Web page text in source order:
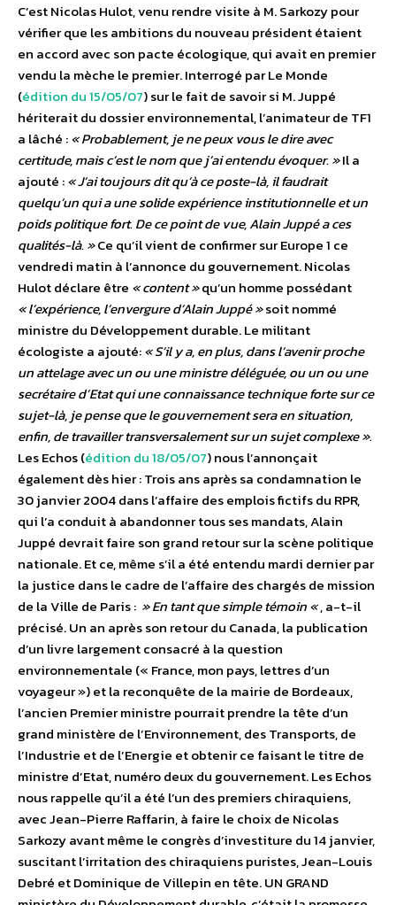
C’est Nicolas Hulot, venu rendre visite à M. Sarkozy pour
vérifier que les ambitions du nouveau président étaient
en accord avec son pacte écologique, qui avait en premier
vendu la mèche le premier. Interrogé par Le Monde
(édition du 15/05/07) sur le fait de savoir si M. Juppé
hériterait du dossier environnemental, l’animateur de TF1
a lâché :« Probablement, je ne peux vous le dire avec
certitude, mais c’est le nom que j’ai entendu évoquer. »Il a
ajouté :« J’ai toujours dit qu’à ce poste-là, il faudrait
quelqu’un qui a une solide expérience institutionnelle et un
poids politique fort. De ce point de vue, Alain Juppé a ces
qualités-là. »Ce qu’il vient de confirmer sur Europe 1 ce
vendredi matin à l’annonce du gouvernement. Nicolas
Hulot déclare être « content »qu’un homme possédant
« l’expérience, l’envergure d’Alain Juppé »soit nommé
ministre du Développement durable. Le militant
écologiste a ajouté:« S’il y a, en plus, dans l’avenir proche
un attelage avec un ou une ministre déléguée, ou un ou une
secrétaire d’Etat qui une connaissance technique forte sur ce
sujet-là, je pense que le gouvernement sera en situation,
enfin, de travailler transversalement sur un sujet complexe ».
Les Echos (édition du 18/05/07) nous l’annonçait
également dès hier : Trois ans après sa condamnation le
30 janvier 2004 dans l’affaire des emplois fictifs du RPR,
qui l’a conduit à abandonner tous ses mandats, Alain
Juppé devrait faire son grand retour sur la scène politique
nationale. Et ce, même s’il a été entendu mardi dernier par
la justice dans le cadre de l’affaire des chargés de mission
de la Ville de Paris : » En tant que simple témoin «, a-t-il
précisé. Un an après son retour du Canada, la publication
d’un livre largement consacré à la question
environnementale (« France, mon pays, lettres d’un
voyageur ») et la reconquête de la mairie de Bordeaux,
l’ancien Premier ministre pourrait prendre la tête d’un
grand ministère de l’Environnement, des Transports, de
l’Industrie et de l’Energie et obtenir ce faisant le titre de
ministre d’Etat, numéro deux du gouvernement. Les Echos
nous rappelle qu’il a été l’un des premiers chiraquiens,
avec Jean-Pierre Raffarin, à faire le choix de Nicolas
Sarkozy avant même le congrès d’investiture du 14 janvier,
suscitant l’irritation des chiraquiens puristes, Jean-Louis
Debré et Dominique de Villepin en tête. UN GRAND